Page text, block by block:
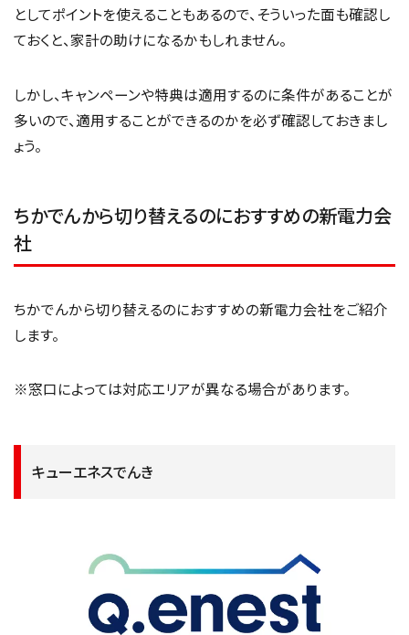
としてポイントを使えることもあるので、そういった面も確認し
ておくと、家計の助けになるかもしれません。
しかし、キャンペーンや特典は適用するのに条件があることが
多いので、適用することができるのかを必ず確認しておきまし
ょう。
ちかでんから切り替えるのにおすすめの新電力会
社
ちかでんから切り替えるのにおすすめの新電力会社をご紹介
します。
※窓口によっては対応エリアが異なる場合があります。
キューエネスでんき